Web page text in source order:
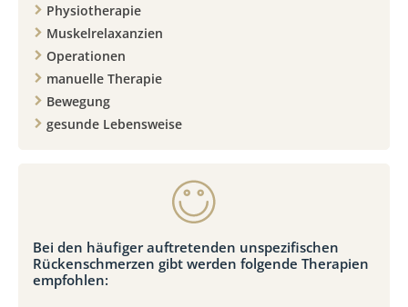
Physiotherapie
Muskelrelaxanzien
Operationen
manuelle Therapie
Bewegung
gesunde Lebensweise
Bei den häufiger auftretenden unspezifischen
Rückenschmerzen gibt werden folgende Therapien
empfohlen: